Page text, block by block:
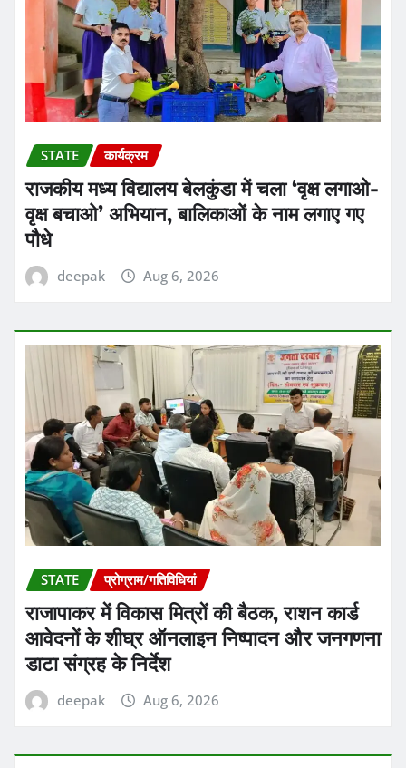
STATE कार्यक्रम
राजकीय मध्य विद्यालय बेलकुंडा में चला ‘वृक्ष लगाओ-
वृक्ष बचाओ’ अभियान, बालिकाओं के नाम लगाए गए
पौधे
deepak Aug 6, 2026
STATE प्रोग्राम/गतिविधियां
राजापाकर में विकास मित्रों की बैठक, राशन कार्ड
आवेदनों के शीघ्र ऑनलाइन निष्पादन और जनगणना
डाटा संग्रह के निर्देश
deepak Aug 6, 2026